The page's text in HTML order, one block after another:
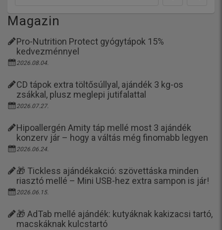
Magazin
Pro-Nutrition Protect gyógytápok 15%
kedvezménnyel
2026.08.04.
CD tápok extra töltősúllyal, ajándék 3 kg-os
zsákkal, plusz meglepi jutifalattal
2026.07.27.
Hipoallergén Amity táp mellé most 3 ajándék
konzerv jár – hogy a váltás még finomabb legyen
2026.06.24.
🎁 Tickless ajándékakció: szövettáska minden
riasztó mellé – Mini USB-hez extra sampon is jár!
2026.06.15.
🎁 AdTab mellé ajándék: kutyáknak kakizacsi tartó,
macskáknak kulcstartó